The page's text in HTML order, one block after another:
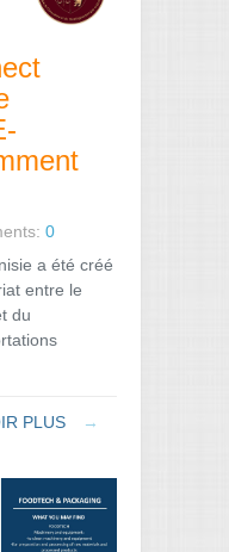
0
a été créé
entre le
du
PLUS →